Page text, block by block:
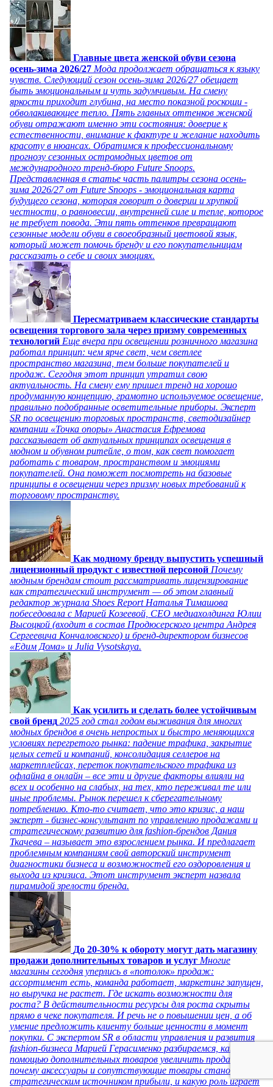
Главные цвета женской обуви сезона
осень-зима 2026/27 Мода продолжает обращаться к языку
чувств. Следующий сезон осень-зима 2026/27 обещает
быть эмоциональным и чуть задумчивым. На смену
яркости приходит глубина, на место показной роскоши -
обволакивающее тепло. Пять главных оттенков женской
обуви отражают именно эти состояния: доверие к
естественности, внимание к фактуре и желание находить
красоту в нюансах. Обратимся к профессиональному
прогнозу сезонных остромодных цветов от
международного тренд-бюро Future Snoops.
Представленная в статье часть палитры сезона осень-
зима 2026/27 от Future Snoops - эмоциональная карта
будущего сезона, которая говорит о доверии и хрупкой
честности, о равновесии, внутренней силе и тепле, которое
не требует повода. Эти пять оттенков превращают
сезонные модели обуви в своеобразный цветовой язык,
который может помочь бренду и его покупательницам
рассказать о себе и своих эмоциях.
Пересматриваем классические стандарты
освещения торгового зала через призму современных
технологий Еще вчера при освещении розничного магазина
работал принцип: чем ярче свет, чем светлее
пространство магазина, тем больше покупателей и
продаж. Сегодня этот принцип утратил свою
актуальность. На смену ему пришел тренд на хорошо
продуманную концепцию, грамотно используемое освещение,
правильно подобранные осветительные приборы. Эксперт
SR по освещению торговых пространств, светодизайнер
компании «Точка опоры» Анастасия Ефремова
рассказывает об актуальных принципах освещения в
модном и обувном ритейле, о том, как свет помогает
работать с товаром, пространством и эмоциями
покупателей. Она поможет посмотреть на базовые
принципы в освещении через призму новых требований к
торговому пространству.
Как модному бренду выпустить успешный
лицензионный продукт с известной персоной Почему
модным брендам стоит рассматривать лицензирование
как стратегический инструмент — об этом главный
редактор журнала Shoes Report Наталья Тимашова
побеседовала с Марией Козеевой, СЕО медиахолдинга Юлии
Высоцкой (входит в состав Продюсерского центра Андрея
Сергеевича Кончаловского) и бренд-директором бизнесов
«Едим Дома» и Julia Vysotskaya.
Как усилить и сделать более устойчивым
свой бренд 2025 год стал годом выживания для многих
модных брендов в очень непростых и быстро меняющихся
условиях перегретого рынка: падение трафика, закрытие
целых сетей и компаний, консолидация селлеров на
маркетплейсах, переток покупательского трафика из
офлайна в онлайн – все эти и другие факторы влияли на
всех и особенно на слабых, на тех, кто переживал те или
иные проблемы. Рынок перешел к сберегательному
потреблению. Кто-то считает, что это кризис, а наш
эксперт - бизнес-консультант по управлению продажами и
стратегическому развитию для fashion-брендов Дания
Ткачева – называет это взрослением рынка. И предлагает
проблемным компаниям свой авторский инструмент
диагностики бизнеса и возможностей его оздоровления и
выхода из кризиса. Этот инструмент эксперт назвала
пирамидой зрелости бренда.
До 20-30% к обороту могут дать магазину
продажи дополнительных товаров и услуг Многие
магазины сегодня уперлись в «потолок» продаж:
ассортимент есть, команда работает, маркетинг запущен,
но выручка не растет. Где искать возможности для
роста? В действительности ресурсы для роста скрыты
прямо в чеке покупателя. И речь не о повышении цен, а об
умение предложить клиенту больше ценности в момент
покупки. С экспертом SR в области управления и развития
fashion-бизнеса Марией Герасименко разбираемся, как с
помощью дополнительных товаров увеличить продажи, и
почему аксессуары и сопутствующие товары становятся
стратегическим источником прибыли, и какую роль играет